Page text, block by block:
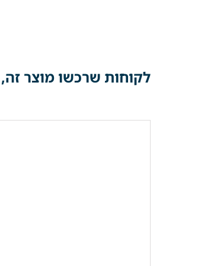
לקוחות שרכשו מוצר